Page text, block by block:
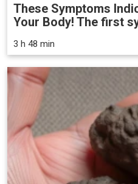
These Symptoms
Your Body! The first
3 h 48 min